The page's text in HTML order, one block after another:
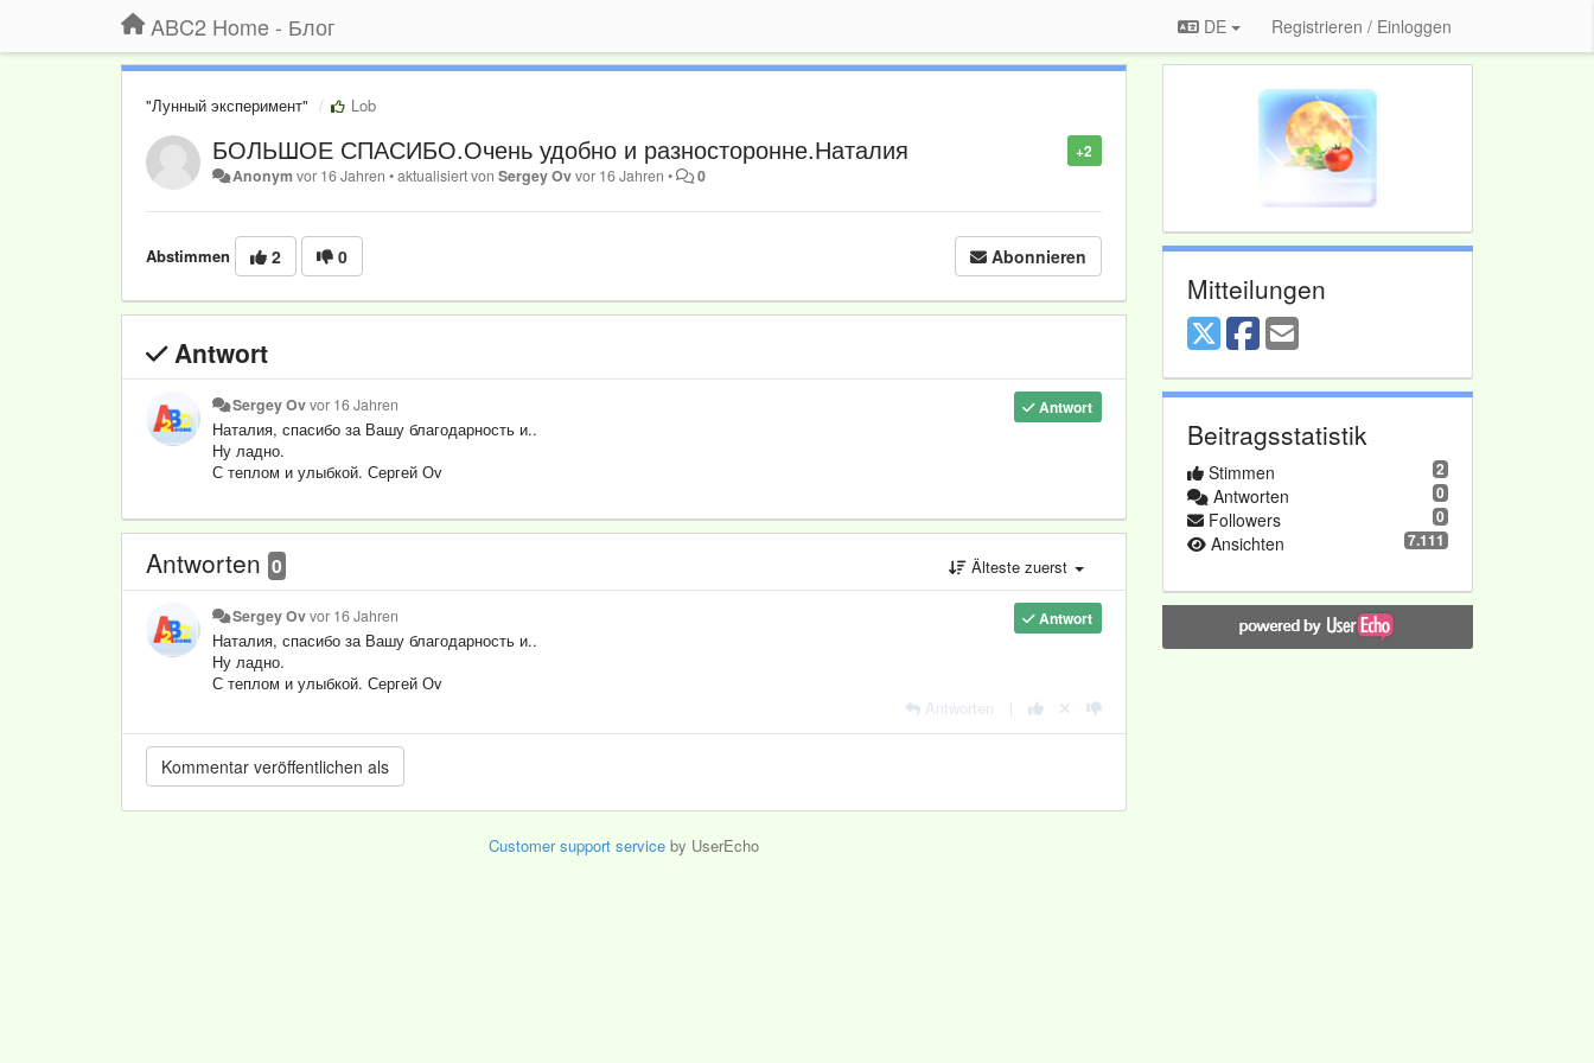
ABC2 Home - Блог DE Registrieren / Einloggen
"Лунный эксперимент" Lob
+2
БОЛЬШОЕ СПАСИБО.Очень удобно и разносторонне.Наталия
Anonym vor 16 Jahren •aktualisiert vonSergey Ovvor 16 Jahren • 0
Abstimmen 2 0 Abonnieren
Antwort
Antwort
Sergey Ovvor 16 Jahren
Наталия, спасибо за Вашу благодарность и..
Ну ладно.
С теплом и улыбкой. Сергей Оv
Antworten 0 Älteste zuerst
Antwort
Sergey Ovvor 16 Jahren
Наталия, спасибо за Вашу благодарность и..
Ну ладно.
С теплом и улыбкой. Сергей Оv
Antworten
Customer support serviceby UserEcho
Mitteilungen
Beitragsstatistik
2
Stimmen
0
Antworten
0
Followers
7.111
Ansichten